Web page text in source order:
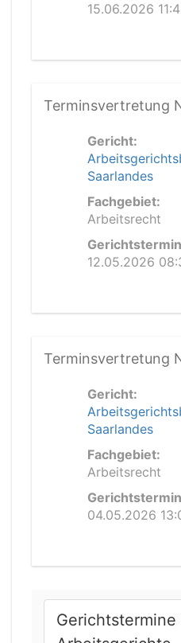
15.06.2026
Terminsvertretung
Gericht:
Saarlandes
Fachgebiet:
Arbeitsrecht
12.05.2026
Terminsvertretung
Gericht:
Saarlandes
Fachgebiet:
Arbeitsrecht
04.05.2026
Gerichtstermine